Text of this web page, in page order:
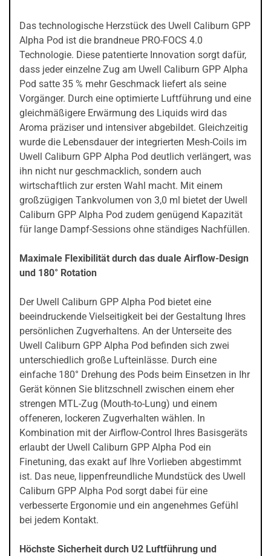
Das technologische Herzstück des Uwell Caliburn GPP
Alpha Pod ist die brandneue PRO-FOCS 4.0
Technologie. Diese patentierte Innovation sorgt dafür,
dass jeder einzelne Zug am Uwell Caliburn GPP Alpha
Pod satte 35 % mehr Geschmack liefert als seine
Vorgänger. Durch eine optimierte Luftführung und eine
gleichmäßigere Erwärmung des Liquids wird das
Aroma präziser und intensiver abgebildet. Gleichzeitig
wurde die Lebensdauer der integrierten Mesh-Coils im
Uwell Caliburn GPP Alpha Pod deutlich verlängert, was
ihn nicht nur geschmacklich, sondern auch
wirtschaftlich zur ersten Wahl macht. Mit einem
großzügigen Tankvolumen von 3,0 ml bietet der Uwell
Caliburn GPP Alpha Pod zudem genügend Kapazität
für lange Dampf-Sessions ohne ständiges Nachfüllen.
Maximale Flexibilität durch das duale Airflow-Design
und 180° Rotation
Der Uwell Caliburn GPP Alpha Pod bietet eine
beeindruckende Vielseitigkeit bei der Gestaltung Ihres
persönlichen Zugverhaltens. An der Unterseite des
Uwell Caliburn GPP Alpha Pod befinden sich zwei
unterschiedlich große Lufteinlässe. Durch eine
einfache 180° Drehung des Pods beim Einsetzen in Ihr
Gerät können Sie blitzschnell zwischen einem eher
strengen MTL-Zug (Mouth-to-Lung) und einem
offeneren, lockeren Zugverhalten wählen. In
Kombination mit der Airflow-Control Ihres Basisgeräts
erlaubt der Uwell Caliburn GPP Alpha Pod ein
Finetuning, das exakt auf Ihre Vorlieben abgestimmt
ist. Das neue, lippenfreundliche Mundstück des Uwell
Caliburn GPP Alpha Pod sorgt dabei für eine
verbesserte Ergonomie und ein angenehmes Gefühl
bei jedem Kontakt.
Höchste Sicherheit durch U2 Luftführung und